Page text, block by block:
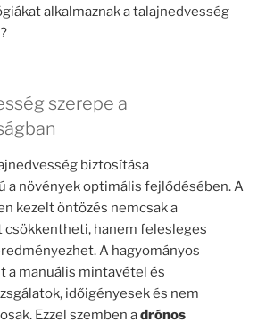
alkalmaznak a talajnedvesség
szerepe a
biztosítása
a növények optimális fejlődésében. A
kezelt öntözés nemcsak a
hanem felesleges
A hagyományos
a manuális mintavétel és
időigényesek és nem
Ezzel szemben adrónos